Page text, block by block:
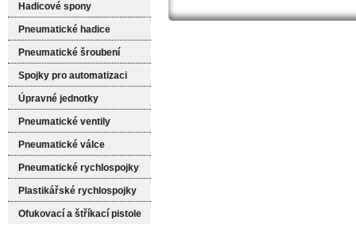
Hadicové spony
Pneumatické hadice
Pneumatické šroubení
Spojky pro automatizaci
Úpravné jednotky
Pneumatické ventily
Pneumatické válce
Pneumatické rychlospojky
Plastikářské rychlospojky
Ofukovací a štříkací pistole